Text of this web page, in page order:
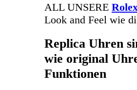
ALL UNSERE
Look and Feel wie
Replica Uhren
wie original
Funktionen